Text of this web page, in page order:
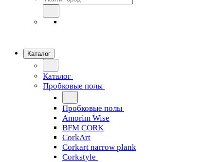
Каталог
Каталог
Пробковые полы
Пробковые полы
Amorim Wise
BFM CORK
CorkArt
Corkart narrow plank
Corkstyle